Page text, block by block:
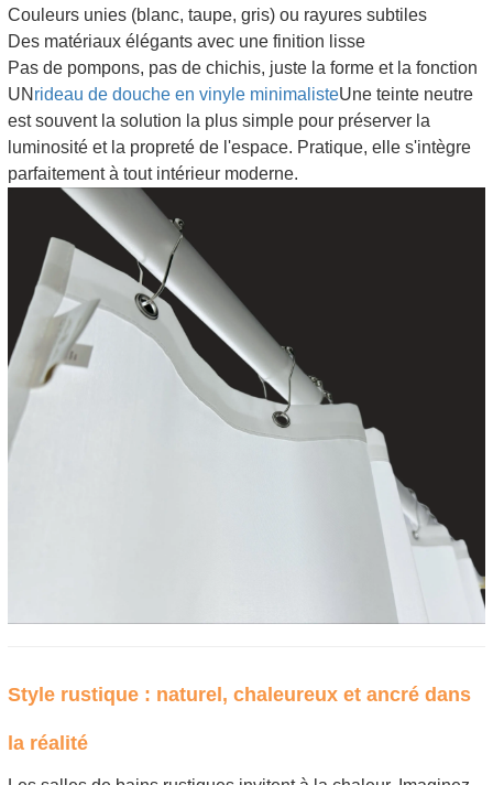
Couleurs unies (blanc, taupe, gris) ou rayures subtiles
Des matériaux élégants avec une finition lisse
Pas de pompons, pas de chichis, juste la forme et la fonction
UN rideau de douche en vinyle minimalisteUne teinte neutre
est souvent la solution la plus simple pour préserver la
luminosité et la propreté de l'espace. Pratique, elle s'intègre
parfaitement à tout intérieur moderne.
Style rustique : naturel, chaleureux et ancré dans
la réalité